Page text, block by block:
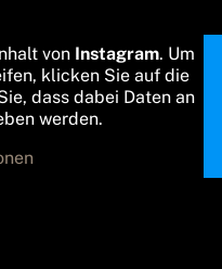
von Instagram. Um
klicken Sie auf die
dass dabei Daten an
werden.